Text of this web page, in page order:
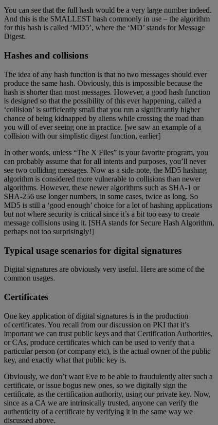
You can see that the full hash would be a very large number indeed.
And this is the SMALLEST hash commonly in use – the algorithm
for this hash is called ‘MD5’, where the ‘MD’ stands for Message
Digest.
Hashes and collisions
The idea of any hash function is that no two messages should ever
produce the same hash. Obviously, this is impossible because the
hash is shorter than most messages. However, a good hash function
is designed so that the possibility of this ever happening, called a
‘collision’ is sufficiently small that you run a significantly higher
chance of being kidnapped by aliens while crossing the road than
you will of ever seeing one in practice. [we saw an example of a
collision with our simplistic digest function, earlier]
In other words, unless “The X Files” is your favorite program, you
can probably assume that for all intents and purposes, you’ll never
see two colliding messages. Now as a side-note, the MD5 hashing
algorithm is considered more vulnerable to collisions than newer
algorithms. However, these newer algorithms such as SHA-1 or
SHA-256 use longer numbers, in some cases, twice as long. So
MD5 is still a ‘good enough’ choice for a lot of hashing applications
but not where security is critical since it’s a bit too easy to create
message collisions using it. [SHA stands for Secure Hash Algorithm,
perhaps not too surprisingly!]
Typical usage scenarios for digital signatures
Digital signatures are obviously very useful. Here are some of the
common usages.
Certificates
One key application of digital signatures is in the production
of certificates. You recall from our discussion on PKI that it’s
important we can trust public keys and that Certification Authorities,
or CAs, produce certificates which can be used to verify that a
particular person (or company etc), is the actual owner of the public
key, and exactly what that public key is.
Obviously, we don’t want Eve to be able to fraudulently alter such a
certificate, or issue bogus new ones, so we digitally sign the
certificate, as the certification authority, using our private key. Now,
since as a CA we are intrinsically trusted, anyone can verify the
authenticity of a certificate by verifying it in the same way we
discussed above.